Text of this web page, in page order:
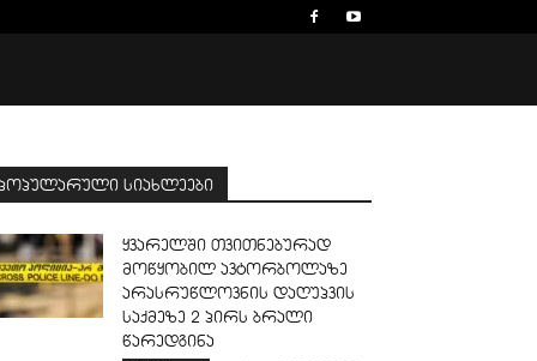
სიახლეები
ყვარელში თვითნებურად
მოწყობილ ავტორბოლაზე
არასრუწლოვნის დაღუპვის
საქმეზე 2 პირს ბრალი
წარედგინა